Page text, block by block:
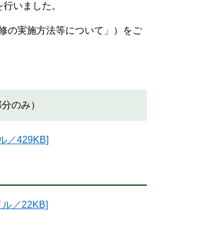
いました。
の実施方法等について」）をご
のみ）
／429KB]
／22KB]